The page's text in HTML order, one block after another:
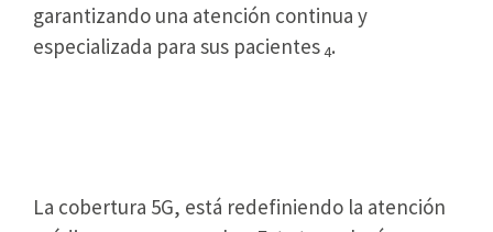
garantizando una atención continua y
especializada para sus pacientes4.
La cobertura 5G, está redefiniendo la atención